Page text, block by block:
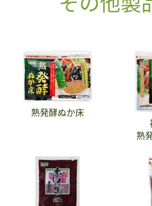
熟発酵ぬか床
熟